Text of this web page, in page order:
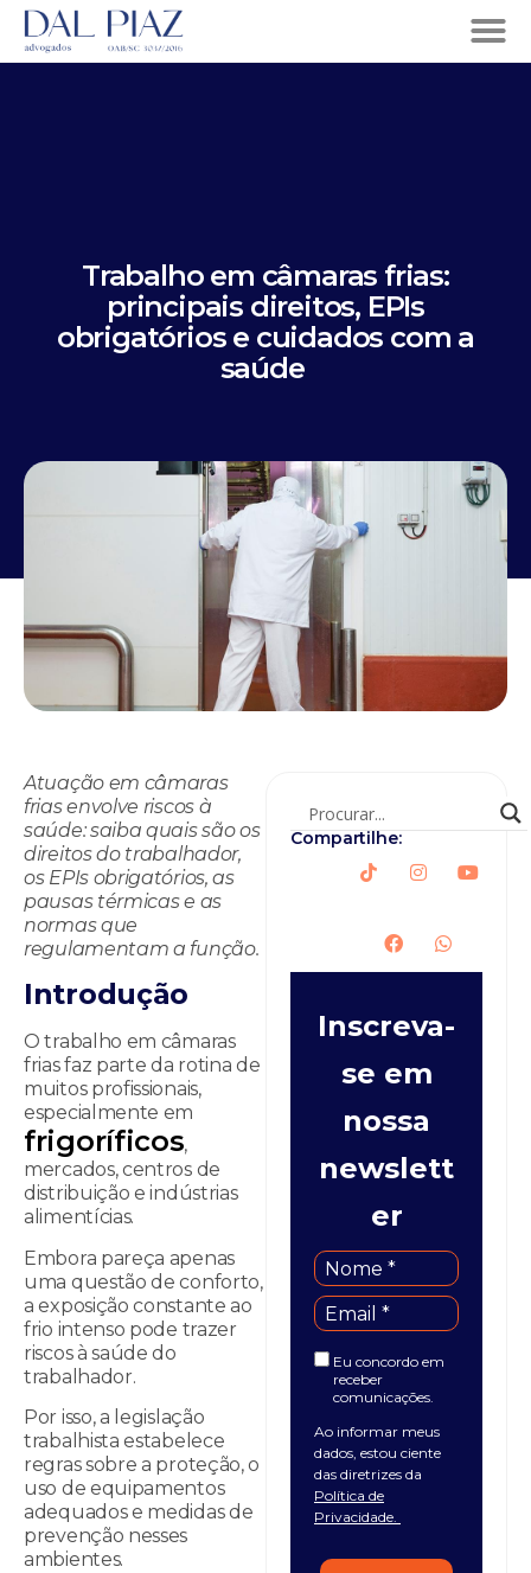
Trabalho em câmaras frias:
principais direitos, EPIs
obrigatórios e cuidados com a
saúde
Atuação em câmaras
frias envolve riscos à
saúde: saiba quais são os
direitos do trabalhador,
os EPIs obrigatórios, as
pausas térmicas e as
normas que
regulamentam a função.
Introdução
O trabalho em câmaras
frias faz parte da rotina de
muitos profissionais,
especialmente em
frigoríficos,
mercados, centros de
distribuição e indústrias
alimentícias.
Embora pareça apenas
uma questão de conforto,
a exposição constante ao
frio intenso pode trazer
riscos à saúde do
trabalhador.
Por isso, a legislação
trabalhista estabelece
regras sobre a proteção, o
uso de equipamentos
adequados e medidas de
prevenção nesses
ambientes.
Compartilhe:
Inscreva-
se em
nossa
newslett
er
Eu concordo em
receber
comunicações.
Ao informar meus
dados, estou ciente
das diretrizes da
Política de
Privacidade.